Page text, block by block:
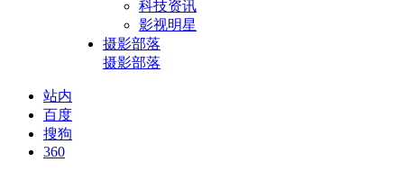
科技资讯
影视明星
摄影部落
摄影部落
站内
百度
搜狗
360